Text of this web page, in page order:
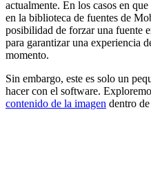
actualmente. En los casos en
en la biblioteca de fuentes de
posibilidad de forzar una fuente
para garantizar una experiencia
momento.
Sin embargo, este es solo un
hacer con el software.
contenido de la imagen dentro